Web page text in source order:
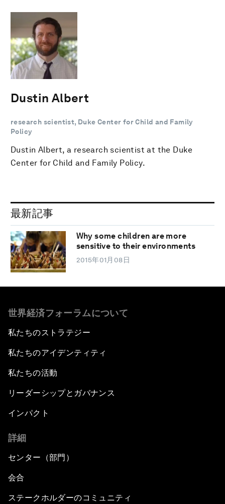
Dustin Albert
research scientist, Duke Center for Child and Family
Policy
Dustin Albert, a research scientist at the Duke
Center for Child and Family Policy.
最新記事
Why some children are more
sensitive to their environments
2015年01月08日
世界経済フォーラムについて
私たちのストラテジー
私たちのアイデンティティ
私たちの活動
リーダーシップとガバナンス
インパクト
詳細
センター（部門）
会合
ステークホルダーのコミュニティ